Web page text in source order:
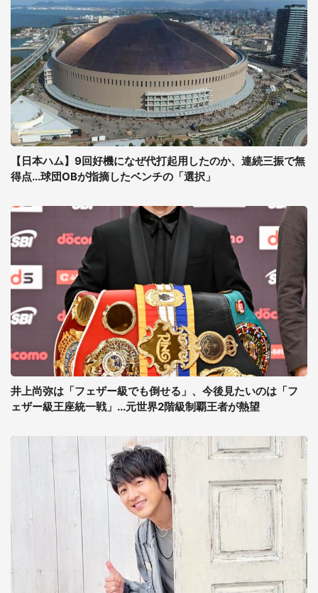
【日本ハム】9回好機になぜ代打起用したのか、連続三振で無
得点...球団OBが指摘したベンチの「選択」
井上尚弥は「フェザー級でも倒せる」、今後見たいのは「フ
ェザー級王座統一戦」...元世界2階級制覇王者が熱望